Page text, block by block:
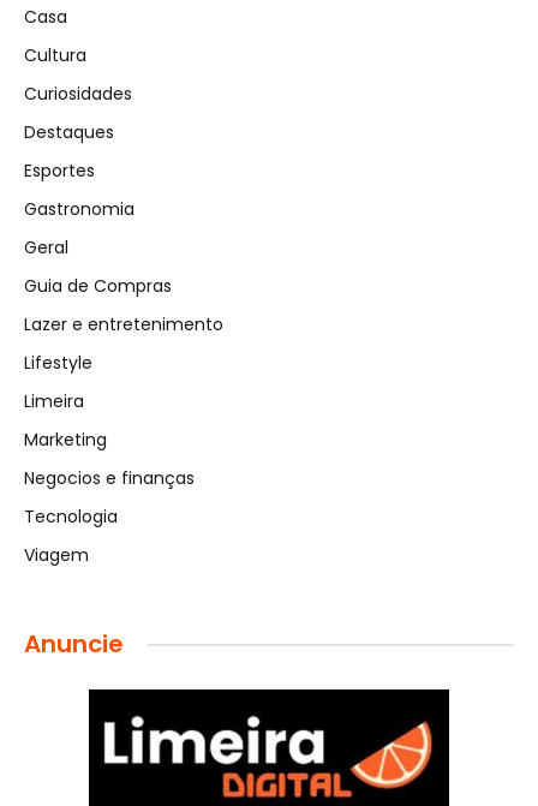
Casa
Cultura
Curiosidades
Destaques
Esportes
Gastronomia
Geral
Guia de Compras
Lazer e entretenimento
Lifestyle
Limeira
Marketing
Negocios e finanças
Tecnologia
Viagem
Anuncie